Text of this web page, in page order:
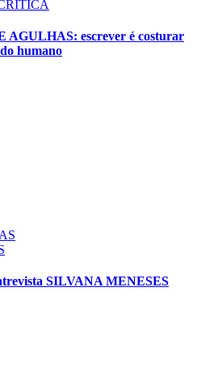
AGULHAS: escrever é costurar
humano
SILVANA MENESES